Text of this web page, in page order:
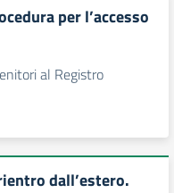
per l’accesso
al Registro
dall’estero.